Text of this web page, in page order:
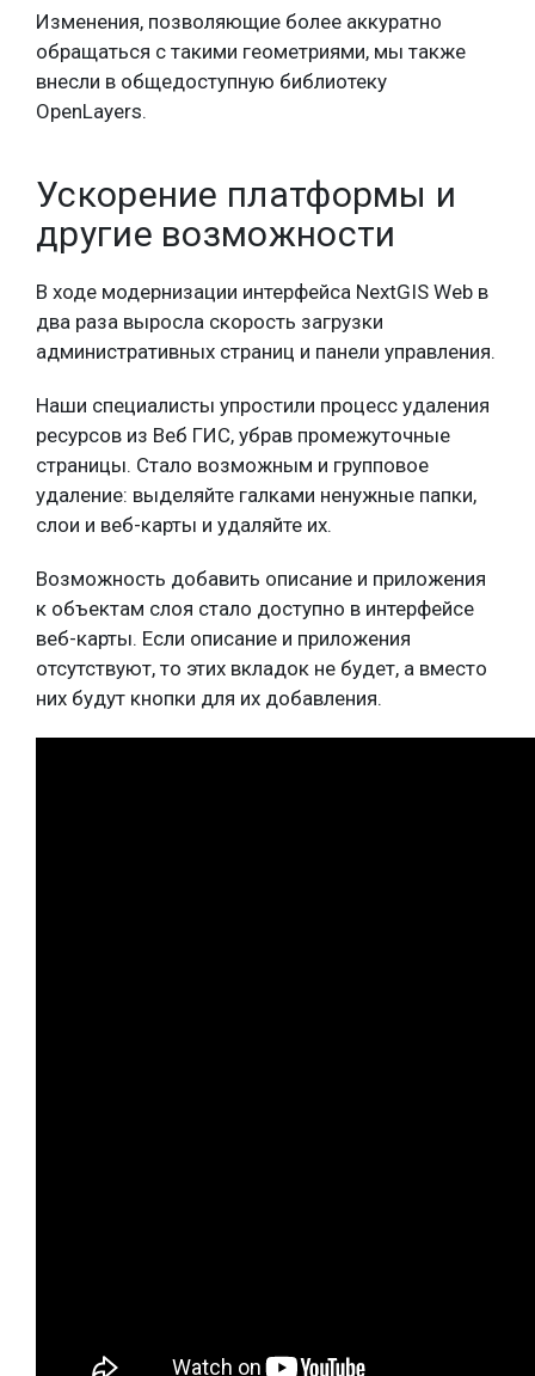
Изменения, позволяющие более аккуратно
обращаться с такими геометриями, мы также
внесли в общедоступную библиотеку
OpenLayers.
Ускорение платформы и
другие возможности
В ходе модернизации интерфейса NextGIS Web в
два раза выросла скорость загрузки
административных страниц и панели управления.
Наши специалисты упростили процесс удаления
ресурсов из Веб ГИС, убрав промежуточные
страницы. Стало возможным и групповое
удаление: выделяйте галками ненужные папки,
слои и веб-карты и удаляйте их.
Возможность добавить описание и приложения
к объектам слоя стало доступно в интерфейсе
веб-карты. Если описание и приложения
отсутствуют, то этих вкладок не будет, а вместо
них будут кнопки для их добавления.